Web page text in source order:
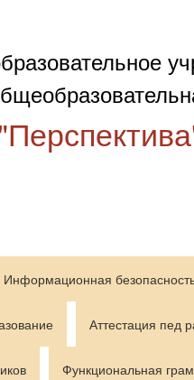
Информационная
Аттестация пед
Функциональная